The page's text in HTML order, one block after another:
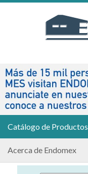
Catálogo de Productos
Acerca de Endomex